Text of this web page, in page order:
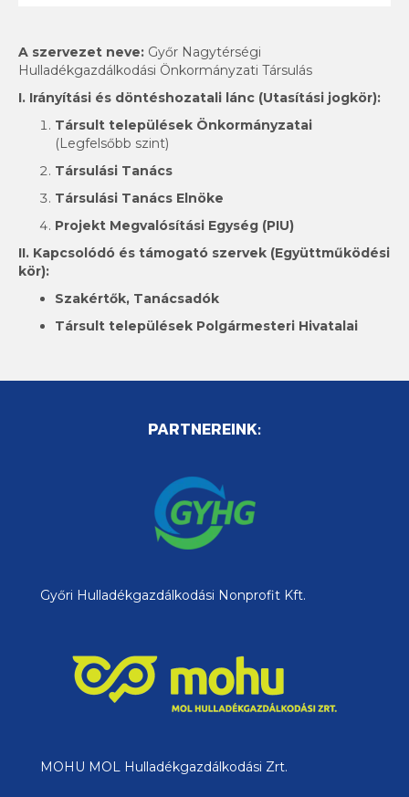
A szervezet neve: Győr Nagytérségi
Hulladékgazdálkodási Önkormányzati Társulás
I. Irányítási és döntéshozatali lánc (Utasítási jogkör):
Társult települések Önkormányzatai
(Legfelsőbb szint)
Társulási Tanács
Társulási Tanács Elnöke
Projekt Megvalósítási Egység (PIU)
II. Kapcsolódó és támogató szervek (Együttműködési
kör):
Szakértők, Tanácsadók
Társult települések Polgármesteri Hivatalai
PARTNEREINK:
Győri Hulladékgazdálkodási Nonprofit Kft.
MOHU MOL Hulladékgazdálkodási Zrt.